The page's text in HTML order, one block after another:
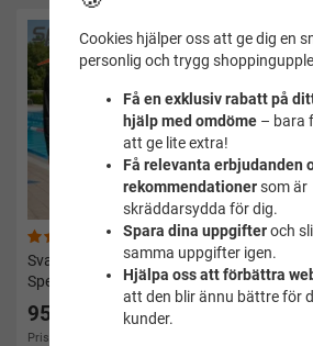
(2)
Svart LS-shirt Ilias junior
Speedo
95 kr
Pris i andra butiker 300 kr
T-
Cookies hjälper oss att ge dig en
personlig och trygg
Få en exklusiv rabatt på
hjälp med omdöme– bara
att ge lite extra!
Få relevanta erbjudanden
rekommendationersom är
skräddarsydda för dig.
Spara dina uppgifteroch
samma uppgifter igen.
Hjälpa oss att förbättra
att den blir ännu bättre för
kunder.